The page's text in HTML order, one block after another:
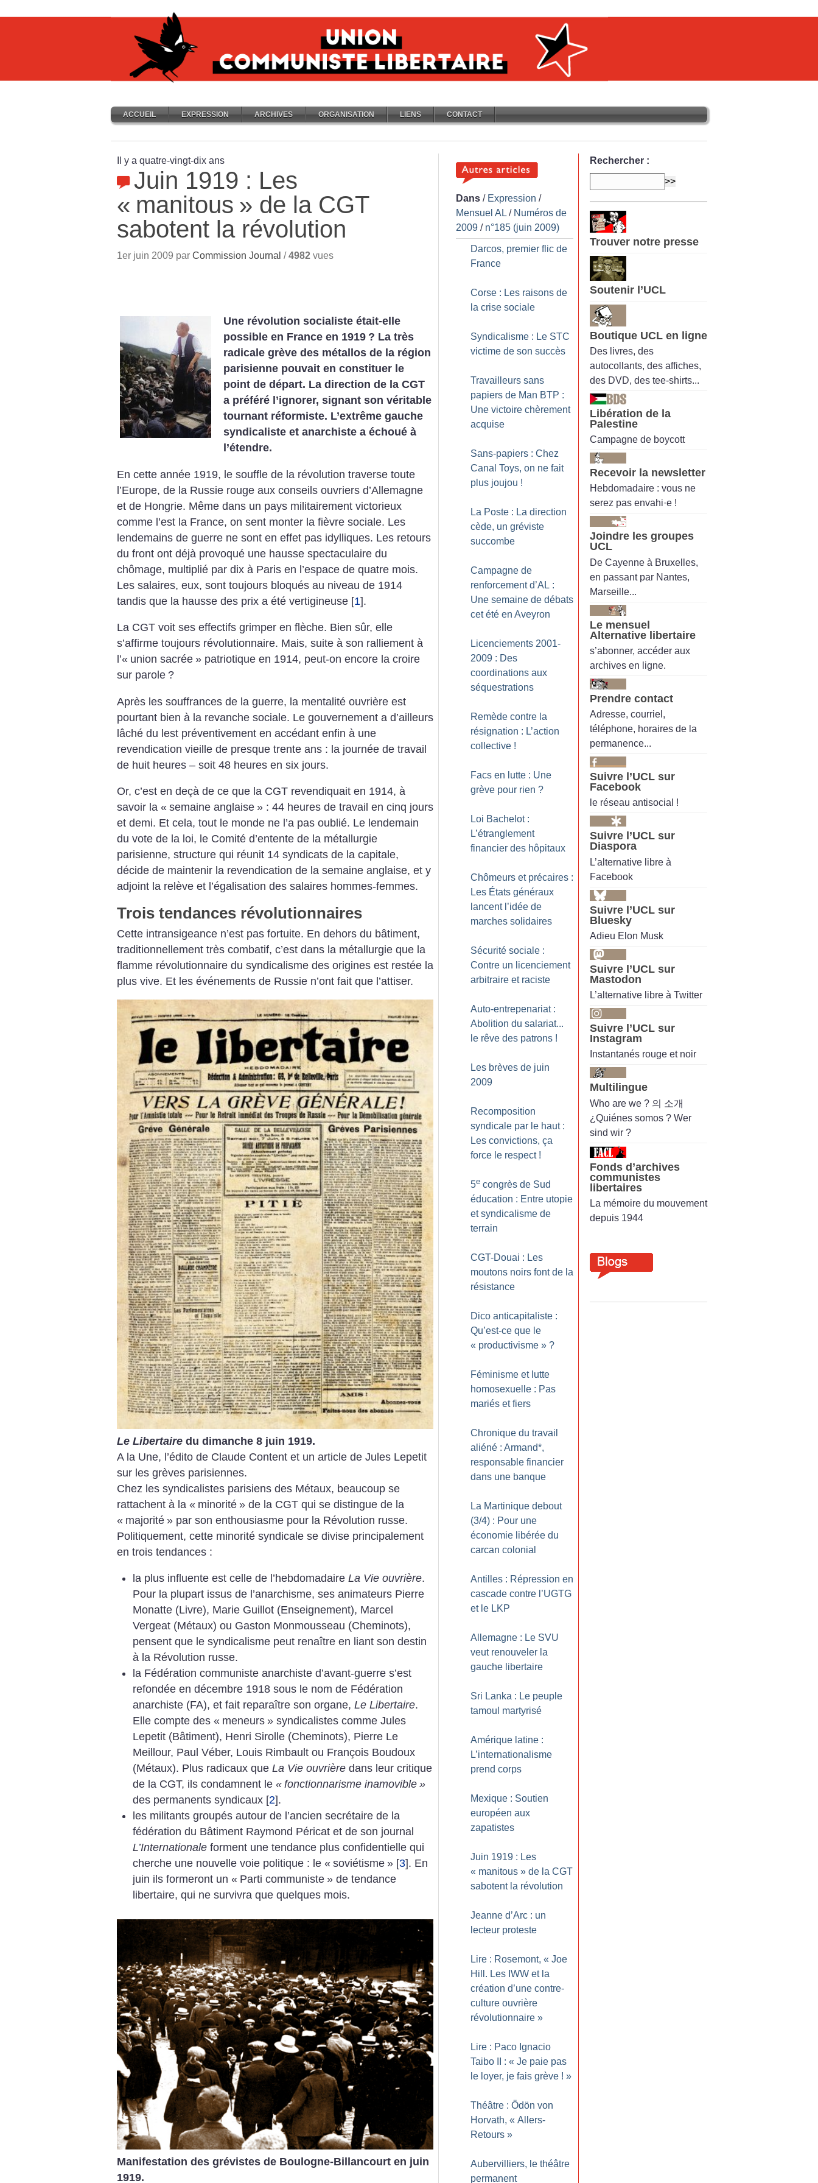
ACCUEIL EXPRESSION ARCHIVES ORGANISATION LIENS CONTACT
Il y a quatre-vingt-dix ans
Juin 1919 : Les
« manitous » de la CGT
sabotent la révolution
1er juin 2009 par Commission Journal /4982 vues
Une révolution socialiste était-elle
possible en France en 1919 ? La très
radicale grève des métallos de la région
parisienne pouvait en constituer le
point de départ. La direction de la CGT
a préféré l’ignorer, signant son véritable
tournant réformiste. L’extrême gauche
syndicaliste et anarchiste a échoué à
l’étendre.
En cette année 1919, le souffle de la révolution traverse toute
l’Europe, de la Russie rouge aux conseils ouvriers d’Allemagne
et de Hongrie. Même dans un pays militairement victorieux
comme l’est la France, on sent monter la fièvre sociale. Les
lendemains de guerre ne sont en effet pas idylliques. Les retours
du front ont déjà provoqué une hausse spectaculaire du
chômage, multiplié par dix à Paris en l’espace de quatre mois.
Les salaires, eux, sont toujours bloqués au niveau de 1914
tandis que la hausse des prix a été vertigineuse [1].
La CGT voit ses effectifs grimper en flèche. Bien sûr, elle
s’affirme toujours révolutionnaire. Mais, suite à son ralliement à
l’« union sacrée » patriotique en 1914, peut-on encore la croire
sur parole ?
Après les souffrances de la guerre, la mentalité ouvrière est
pourtant bien à la revanche sociale. Le gouvernement a d’ailleurs
lâché du lest préventivement en accédant enfin à une
revendication vieille de presque trente ans : la journée de travail
de huit heures – soit 48 heures en six jours.
Or, c’est en deçà de ce que la CGT revendiquait en 1914, à
savoir la « semaine anglaise » : 44 heures de travail en cinq jours
et demi. Et cela, tout le monde ne l’a pas oublié. Le lendemain
du vote de la loi, le Comité d’entente de la métallurgie
parisienne, structure qui réunit 14 syndicats de la capitale,
décide de maintenir la revendication de la semaine anglaise, et y
adjoint la relève et l’égalisation des salaires hommes-femmes.
Trois tendances révolutionnaires
Cette intransigeance n’est pas fortuite. En dehors du bâtiment,
traditionnellement très combatif, c’est dans la métallurgie que la
flamme révolutionnaire du syndicalisme des origines est restée la
plus vive. Et les événements de Russie n’ont fait que l’attiser.
Le Libertaire du dimanche 8 juin 1919.
A la Une, l’édito de Claude Content et un article de Jules Lepetit
sur les grèves parisiennes.
Chez les syndicalistes parisiens des Métaux, beaucoup se
rattachent à la « minorité » de la CGT qui se distingue de la
« majorité » par son enthousiasme pour la Révolution russe.
Politiquement, cette minorité syndicale se divise principalement
en trois tendances :
la plus influente est celle de l’hebdomadaireLa Vie ouvrière.
Pour la plupart issus de l’anarchisme, ses animateurs Pierre
Monatte (Livre), Marie Guillot (Enseignement), Marcel
Vergeat (Métaux) ou Gaston Monmousseau (Cheminots),
pensent que le syndicalisme peut renaître en liant son destin
à la Révolution russe.
la Fédération communiste anarchiste d’avant-guerre s’est
refondée en décembre 1918 sous le nom de Fédération
anarchiste (FA), et fait reparaître son organe,Le Libertaire.
Elle compte des « meneurs » syndicalistes comme Jules
Lepetit (Bâtiment), Henri Sirolle (Cheminots), Pierre Le
Meillour, Paul Véber, Louis Rimbault ou François Boudoux
(Métaux). Plus radicaux queLa Vie ouvrière dans leur critique
de la CGT, ils condamnent le« fonctionnarisme inamovible »
des permanents syndicaux [2].
les militants groupés autour de l’ancien secrétaire de la
fédération du Bâtiment Raymond Péricat et de son journal
L’Internationale forment une tendance plus confidentielle qui
cherche une nouvelle voie politique : le « soviétisme » [3]. En
juin ils formeront un « Parti communiste » de tendance
libertaire, qui ne survivra que quelques mois.
Manifestation des grévistes de Boulogne-Billancourt en juin
1919.
Dans / Expression /
Mensuel AL / Numéros de
2009 / n°185 (juin 2009)
Darcos, premier flic de
France
Corse : Les raisons de
la crise sociale
Syndicalisme : Le STC
victime de son succès
Travailleurs sans
papiers de Man BTP :
Une victoire chèrement
acquise
Sans-papiers : Chez
Canal Toys, on ne fait
plus joujou !
La Poste : La direction
cède, un gréviste
succombe
Campagne de
renforcement d’AL :
Une semaine de débats
cet été en Aveyron
Licenciements 2001-
2009 : Des
coordinations aux
séquestrations
Remède contre la
résignation : L’action
collective !
Facs en lutte : Une
grève pour rien ?
Loi Bachelot :
L’étranglement
financier des hôpitaux
Chômeurs et précaires :
Les États généraux
lancent l’idée de
marches solidaires
Sécurité sociale :
Contre un licenciement
arbitraire et raciste
Auto-entrepenariat :
Abolition du salariat...
le rêve des patrons !
Les brèves de juin
2009
Recomposition
syndicale par le haut :
Les convictions, ça
force le respect !
5e congrès de Sud
éducation : Entre utopie
et syndicalisme de
terrain
CGT-Douai : Les
moutons noirs font de la
résistance
Dico anticapitaliste :
Qu’est-ce que le
« productivisme » ?
Féminisme et lutte
homosexuelle : Pas
mariés et fiers
Chronique du travail
aliéné : Armand*,
responsable financier
dans une banque
La Martinique debout
(3/4) : Pour une
économie libérée du
carcan colonial
Antilles : Répression en
cascade contre l’UGTG
et le LKP
Allemagne : Le SVU
veut renouveler la
gauche libertaire
Sri Lanka : Le peuple
tamoul martyrisé
Amérique latine :
L’internationalisme
prend corps
Mexique : Soutien
européen aux
zapatistes
Juin 1919 : Les
« manitous » de la CGT
sabotent la révolution
Jeanne d’Arc : un
lecteur proteste
Lire : Rosemont, « Joe
Hill. Les IWW et la
création d’une contre-
culture ouvrière
révolutionnaire »
Lire : Paco Ignacio
Taibo II : « Je paie pas
le loyer, je fais grève ! »
Théâtre : Ödön von
Horvath, « Allers-
Retours »
Aubervilliers, le théâtre
permanent
Rechercher :
Trouver notre presse
Soutenir l’UCL
Boutique UCL en ligne
Des livres, des
autocollants, des affiches,
des DVD, des tee-shirts...
Libération de la
Palestine
Campagne de boycott
Recevoir la newsletter
Hebdomadaire : vous ne
serez pas envahi·e !
Joindre les groupes
UCL
De Cayenne à Bruxelles,
en passant par Nantes,
Marseille...
Le mensuel
Alternative libertaire
s’abonner, accéder aux
archives en ligne.
Prendre contact
Adresse, courriel,
téléphone, horaires de la
permanence...
Suivre l’UCL sur
Facebook
le réseau antisocial !
Suivre l’UCL sur
Diaspora
L’alternative libre à
Facebook
Suivre l’UCL sur
Bluesky
Adieu Elon Musk
Suivre l’UCL sur
Mastodon
L’alternative libre à Twitter
Suivre l’UCL sur
Instagram
Instantanés rouge et noir
Multilingue
Who are we ? 의 소개
¿Quiénes somos ? Wer
sind wir ?
Fonds d’archives
communistes
libertaires
La mémoire du mouvement
depuis 1944